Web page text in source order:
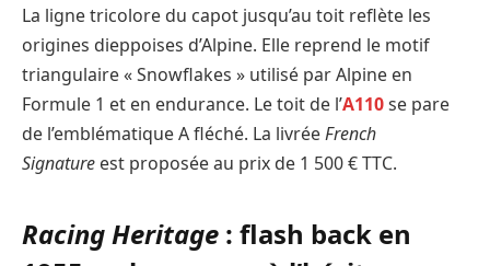
La ligne tricolore du capot jusqu’au toit reflète les
origines dieppoises d’Alpine. Elle reprend le motif
triangulaire « Snowflakes » utilisé par Alpine en
Formule 1 et en endurance. Le toit de l’A110se pare
de l’emblématique A fléché. La livréeFrench
Signature est proposée au prix de 1 500 € TTC.
Racing Heritage : flash back en